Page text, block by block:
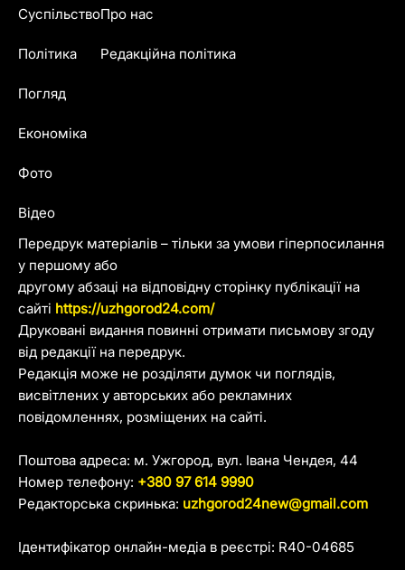
Передрук матеріалів – тільки за умови гіперпосилання
у першому або
другому абзаці на відповідну сторінку публікації на
сайті https://uzhgorod24.com/
Друковані видання повинні отримати письмову згоду
від редакції на передрук.
Редакція може не розділяти думок чи поглядів,
висвітлених у авторських або рекламних
повідомленнях, розміщених на сайті.
Поштова адреса: м. Ужгород, вул. Івана Чендея, 44
Номер телефону: +380 97 614 9990
Редакторська скринька: uzhgorod24new@gmail.com
Ідентифікатор онлайн-медіа в реєстрі: R40-04685
Суспільство
Політика
Погляд
Економіка
Фото
Відео
Про нас
Редакційна політика